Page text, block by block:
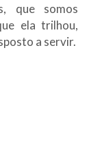
que somos
ela trilhou,
a servir.